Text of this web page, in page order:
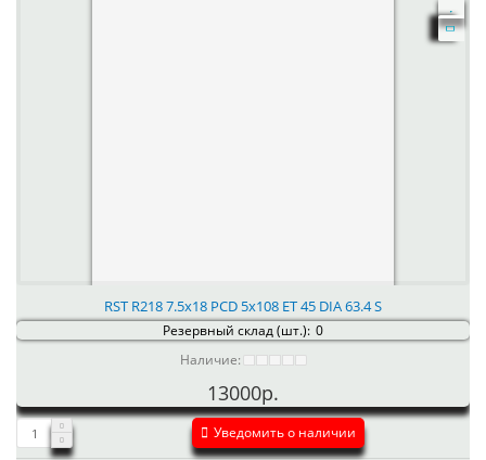
RST R218 7.5x18 PCD 5x108 ET 45 DIA 63.4 S
Резервный склад (шт.): 0
Наличие:
13000р.
Уведомить о наличии